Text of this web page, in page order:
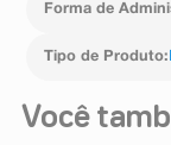
Forma de
Tipo de Produto:
Você